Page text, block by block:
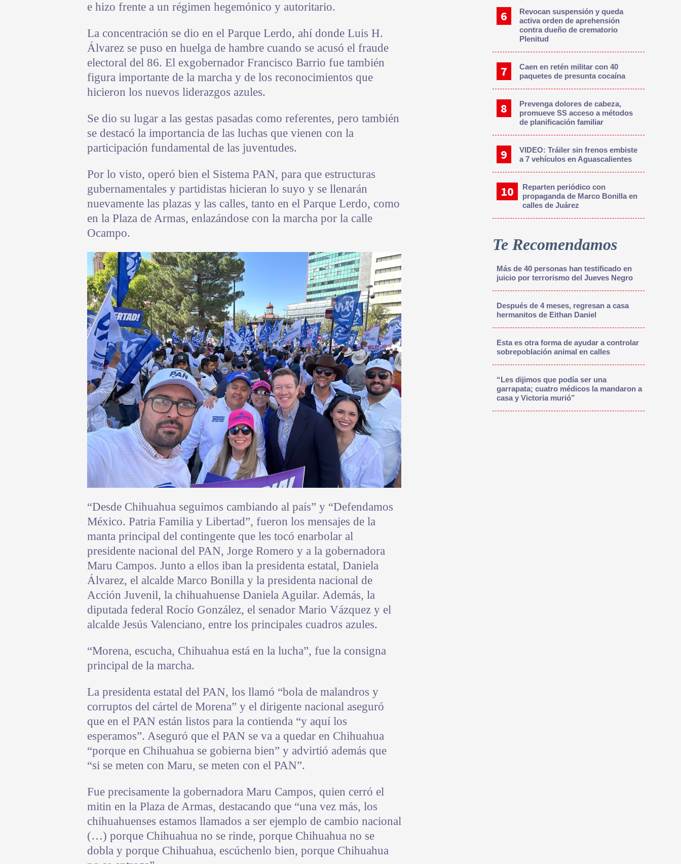
e hizo frente a un régimen hegemónico y autoritario.
La concentración se dio en el Parque Lerdo, ahí donde Luis H.
Álvarez se puso en huelga de hambre cuando se acusó el fraude
electoral del 86. El exgobernador Francisco Barrio fue también
figura importante de la marcha y de los reconocimientos que
hicieron los nuevos liderazgos azules.
Se dio su lugar a las gestas pasadas como referentes, pero también
se destacó la importancia de las luchas que vienen con la
participación fundamental de las juventudes.
Por lo visto, operó bien el Sistema PAN, para que estructuras
gubernamentales y partidistas hicieran lo suyo y se llenarán
nuevamente las plazas y las calles, tanto en el Parque Lerdo, como
en la Plaza de Armas, enlazándose con la marcha por la calle
Ocampo.
“Desde Chihuahua seguimos cambiando al país” y “Defendamos
México. Patria Familia y Libertad”, fueron los mensajes de la
manta principal del contingente que les tocó enarbolar al
presidente nacional del PAN, Jorge Romero y a la gobernadora
Maru Campos. Junto a ellos iban la presidenta estatal, Daniela
Álvarez, el alcalde Marco Bonilla y la presidenta nacional de
Acción Juvenil, la chihuahuense Daniela Aguilar. Además, la
diputada federal Rocío González, el senador Mario Vázquez y el
alcalde Jesús Valenciano, entre los principales cuadros azules.
“Morena, escucha, Chihuahua está en la lucha”, fue la consigna
principal de la marcha.
La presidenta estatal del PAN, los llamó “bola de malandros y
corruptos del cártel de Morena” y el dirigente nacional aseguró
que en el PAN están listos para la contienda “y aquí los
esperamos”. Aseguró que el PAN se va a quedar en Chihuahua
“porque en Chihuahua se gobierna bien” y advirtió además que
“si se meten con Maru, se meten con el PAN”.
Fue precisamente la gobernadora Maru Campos, quien cerró el
mitin en la Plaza de Armas, destacando que “una vez más, los
chihuahuenses estamos llamados a ser ejemplo de cambio nacional
(…) porque Chihuahua no se rinde, porque Chihuahua no se
dobla y porque Chihuahua, escúchenlo bien, porque Chihuahua
Revocan suspensión y queda
activa orden de aprehensión
contra dueño de crematorio
Plenitud
Caen en retén militar con 40
paquetes de presunta cocaína
Prevenga dolores de cabeza,
promueve SS acceso a métodos
de planificación familiar
VIDEO: Tráiler sin frenos embiste
a 7 vehículos en Aguascalientes
Reparten periódico con
propaganda de Marco Bonilla en
calles de Juárez
Te Recomendamos
Más de 40 personas han testificado en
juicio por terrorismo del Jueves Negro
Después de 4 meses, regresan a casa
hermanitos de Eithan Daniel
Esta es otra forma de ayudar a controlar
sobrepoblación animal en calles
“Les dijimos que podía ser una
garrapata; cuatro médicos la mandaron a
casa y Victoria murió”